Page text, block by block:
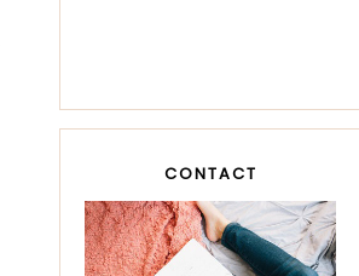
CONTACT